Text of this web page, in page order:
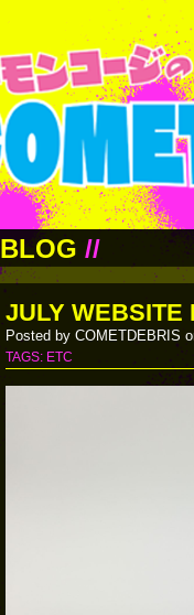
BLOG //
JULY WEBSITE
Posted by COMETDEBRIS
TAGS: ETC